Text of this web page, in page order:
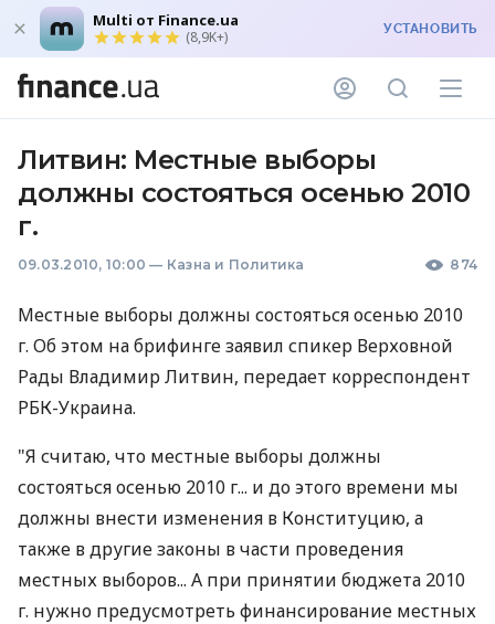
Multi от Finance.ua
(8,9K+) УСТАНОВИТЬ
Литвин: Местные выборы
должны состояться осенью 2010
г.
09.03.2010, 10:00 — Казна и Политика 874
Местные выборы должны состояться осенью 2010
г. Об этом на брифинге заявил спикер Верховной
Рады Владимир Литвин, передает корреспондент
РБК-Украина.
"Я считаю, что местные выборы должны
состояться осенью 2010 г... и до этого времени мы
должны внести изменения в Конституцию, а
также в другие законы в части проведения
местных выборов... А при принятии бюджета 2010
г. нужно предусмотреть финансирование местных